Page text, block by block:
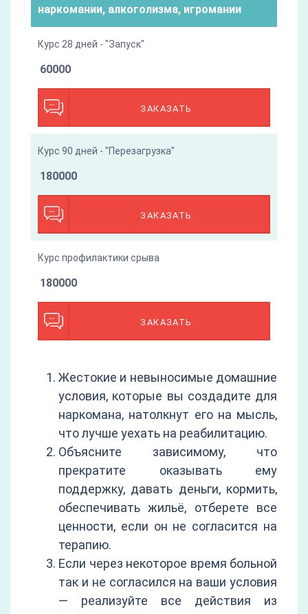
наркомании, алкоголизма, игромании
Курс 28 дней - "Запуск"
ЗАКАЗАТЬ
60000
Курс 90 дней - "Перезагрузка"
ЗАКАЗАТЬ
180000
Курс профилактики срыва
ЗАКАЗАТЬ
180000
Жестокие и невыносимые домашние
условия, которые вы создадите для
наркомана, натолкнут его на мысль,
что лучше уехать на реабилитацию.
Объясните зависимому, что
прекратите оказывать ему
поддержку, давать деньги, кормить,
обеспечивать жильё, отберете все
ценности, если он не согласится на
терапию.
Если через некоторое время больной
так и не согласился на ваши условия
— реализуйте все действия из